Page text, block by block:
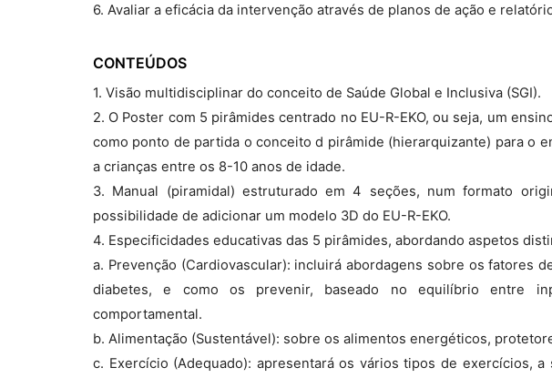
6. Avaliar a eficácia da intervenção através de planos de ação e
CONTEÚDOS
1. Visão multidisciplinar do conceito de Saúde Global e Inclusiva (SGI).
2. O Poster com 5 pirâmides centrado no EU-R-EKO, ou seja, um
como ponto de partida o conceito d pirâmide (hierarquizante) para o
a crianças entre os 8-10 anos de idade.
3. Manual (piramidal) estruturado em 4 seções, num formato
possibilidade de adicionar um modelo 3D do EU-R-EKO.
4. Especificidades educativas das 5 pirâmides, abordando aspetos
a. Prevenção (Cardiovascular): incluirá abordagens sobre os fatores
diabetes, e como os prevenir, baseado no equilíbrio entre
comportamental.
b. Alimentação (Sustentável): sobre os alimentos energéticos,
c. Exercício (Adequado): apresentará os vários tipos de exercícios,